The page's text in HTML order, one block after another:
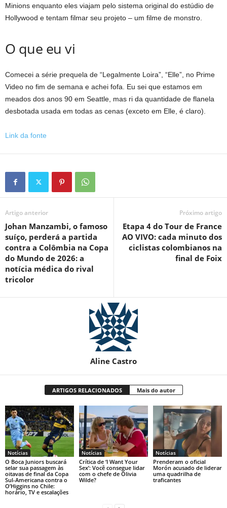
Minions enquanto eles viajam pelo sistema original do estúdio de
Hollywood e tentam filmar seu projeto – um filme de monstro.
O que eu vi
Comecei a série prequela de “Legalmente Loira”, “Elle”, no Prime
Video no fim de semana e achei fofa. Eu sei que estamos em
meados dos anos 90 em Seattle, mas ri da quantidade de flanela
desbotada usada em todas as cenas (exceto em Elle, é claro).
Link da fonte
Artigo anterior
Johan Manzambi, o famoso
suíço, perderá a partida
contra a Colômbia na Copa
do Mundo de 2026: a
notícia médica do rival
tricolor
Próximo artigo
Etapa 4 do Tour de France
AO VIVO: cada minuto dos
ciclistas colombianos na
final de Foix
Aline Castro
ARTIGOS RELACIONADOS Mais do autor
Notícias
O Boca Juniors buscará
selar sua passagem às
oitavas de final da Copa
Sul-Americana contra o
O’Higgins no Chile:
horário, TV e escalações
Notícias
Crítica de ‘I Want Your
Sex’: Você consegue lidar
com o chefe de Olivia
Wilde?
Notícias
Prenderam o oficial
Morón acusado de liderar
uma quadrilha de
traficantes